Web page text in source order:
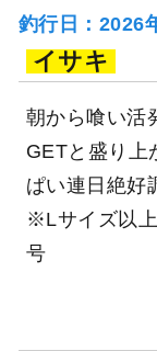
釣行日：2026
イサキ
朝から喰い活
GETと盛り上
ぱい連日絶好
※Lサイズ以
号